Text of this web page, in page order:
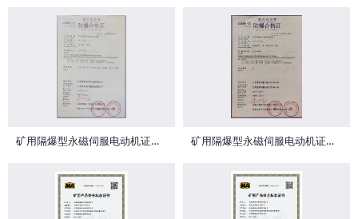
矿用隔爆型永磁伺服电动机证书0957 矿用隔爆型永磁伺服电动机证书0644